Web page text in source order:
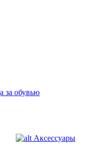
за обувью
Аксессуары